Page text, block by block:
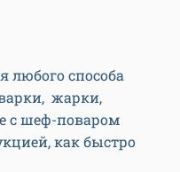
любого способа
жарки,
с шеф-поваром
как быстро